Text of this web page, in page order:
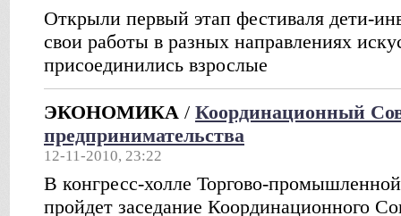
Открыли первый этап фестиваля дети-
свои работы в разных направлениях
присоединились взрослые
ЭКОНОМИКА / Координационный
предпринимательства
12-11-2010, 23:22
В конгресс-холле Торгово-
пройдет заседание Координационного